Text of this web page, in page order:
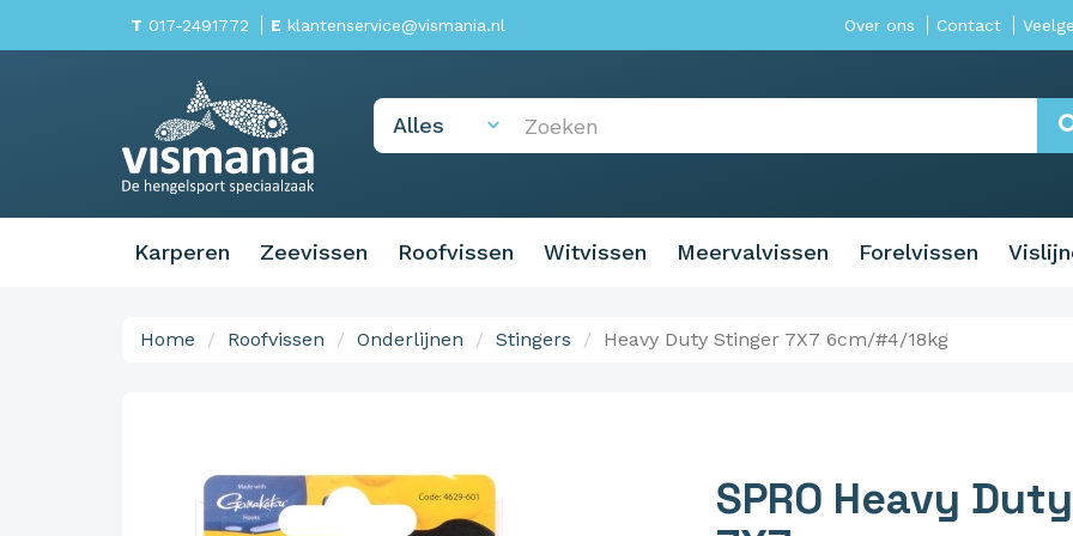
T 017-2491772 E klantenservice@vismania.nl Over ons Contact
Karperen Zeevissen Roofvissen Witvissen Meervalvissen Forelvissen
Home Roofvissen Onderlijnen Stingers Heavy Duty Stinger 7X7 6cm/#4/18kg
SPRO Heavy